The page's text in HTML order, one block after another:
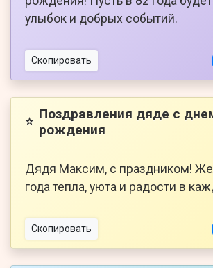
улыбок и добрых событий.
Скопировать
⭐ Поздравления дяде с
рождения
Дядя Максим, с праздником!
года тепла, уюта и радости в
Скопировать